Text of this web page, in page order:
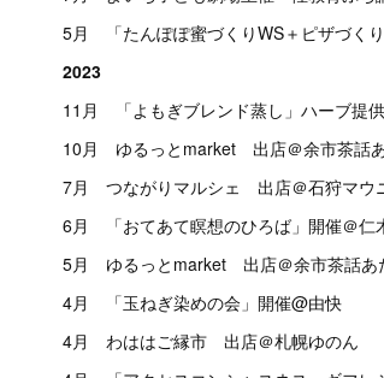
5月 「たんぽぽ蜜づくりWS＋ピザづく
2023
11月 「よもぎブレンド蒸し」ハーブ提供
10月 ゆるっとmarket 出店＠余市茶話
7月 つながりマルシェ 出店＠石狩マウ
6月 「おてあて瞑想のひろば」開催＠仁
5月 ゆるっとmarket 出店＠余市茶話
4月 「玉ねぎ染めの会」開催@由快
4月 わははご縁市 出店＠札幌ゆのん